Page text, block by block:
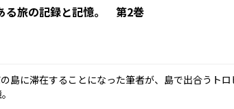
る旅の記録と記憶。 第2巻
島に滞在することになった筆者が、島で出合うト